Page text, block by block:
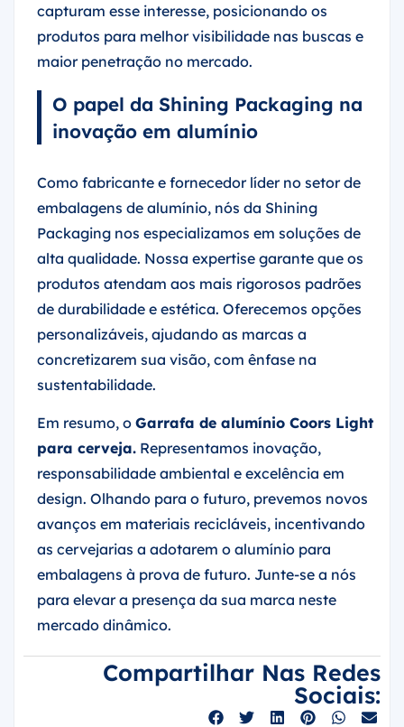
capturam esse interesse, posicionando os
produtos para melhor visibilidade nas buscas e
maior penetração no mercado.
O papel da Shining Packaging na
inovação em alumínio
Como fabricante e fornecedor líder no setor de
embalagens de alumínio, nós da Shining
Packaging nos especializamos em soluções de
alta qualidade. Nossa expertise garante que os
produtos atendam aos mais rigorosos padrões
de durabilidade e estética. Oferecemos opções
personalizáveis, ajudando as marcas a
concretizarem sua visão, com ênfase na
sustentabilidade.
Em resumo, o Garrafa de alumínio Coors Light
para cerveja. Representamos inovação,
responsabilidade ambiental e excelência em
design. Olhando para o futuro, prevemos novos
avanços em materiais recicláveis, incentivando
as cervejarias a adotarem o alumínio para
embalagens à prova de futuro. Junte-se a nós
para elevar a presença da sua marca neste
mercado dinâmico.
Compartilhar Nas Redes
Sociais: